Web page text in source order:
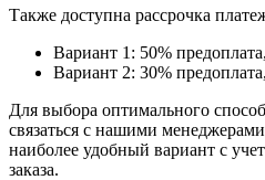
Также доступна рассрочка
Вариант 1: 50%
Вариант 2: 30%
Для выбора оптимального
связаться с нашими
наиболее удобный вариант с
заказа.